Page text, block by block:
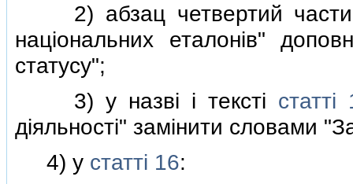
2) абзац четвертий
нацiональних еталонiв"
статусу";
3) у назвi i текстi статтi
дiяльностi" замiнити словами
4) у статтi 16: